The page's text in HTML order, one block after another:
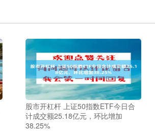
股市开杠杆 上证50指数ETF今日合
计成交额25.18亿元，环比增加
38.25%